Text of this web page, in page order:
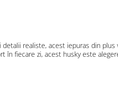
realiste, acest iepuras din plus
în fiecare zi, acest husky este